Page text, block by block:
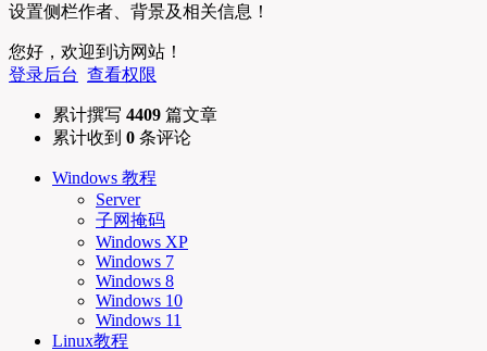
设置侧栏作者、背景及相关信息！
您好，欢迎到访网站！
登录后台 查看权限
累计撰写 4409 篇文章
累计收到 0 条评论
Windows 教程
Server
子网掩码
Windows XP
Windows 7
Windows 8
Windows 10
Windows 11
Linux教程